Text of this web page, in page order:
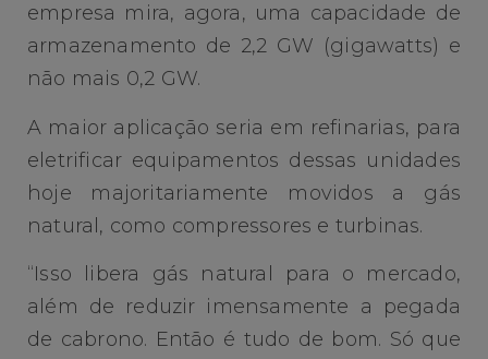
empresa mira, agora, uma capacidade de
armazenamento de 2,2 GW (gigawatts) e
não mais 0,2 GW.
A maior aplicação seria em refinarias, para
eletrificar equipamentos dessas unidades
hoje majoritariamente movidos a gás
natural, como compressores e turbinas.
“Isso libera gás natural para o mercado,
além de reduzir imensamente a pegada
de cabrono. Então é tudo de bom. Só que